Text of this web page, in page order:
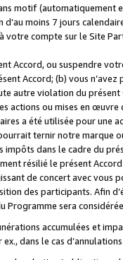
motif (automatiquement
moins 7 jours
votre compte sur le Site
Accord, ou suspendre
Accord; (b) vous
autre violation du
actions ou mises en
a été utilisée pour une
ternir notre marque
dans le cadre du
résilié le présent
de concert avec vous
des participants. Afin
Programme sera
accumulées et
dans le cas